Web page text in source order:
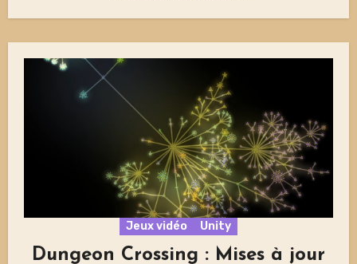
Jeux vidéo Unity
Dungeon Crossing : Mises à jour